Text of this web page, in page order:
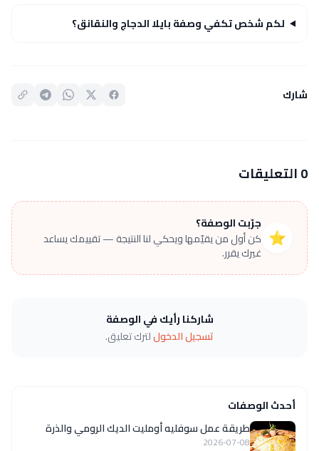
لكم شخص تكفي وصفة بايلا الدجاج والنقانق؟
شارك
0 التعليقات
⭐
جرّبت الوصفة؟
كن أول من يقيّمها ويحكي لنا النتيجة — تقييمك يساعد
غيرك يقرر.
شاركنا رأيك في الوصفة
تسجيل الدخوللترك تعليق.
أحدث الوصفات
طريقة عمل سوفليه أومليت الديك الرومي والذرة
2026-07-08